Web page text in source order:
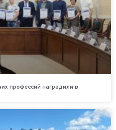
профессий наградили в